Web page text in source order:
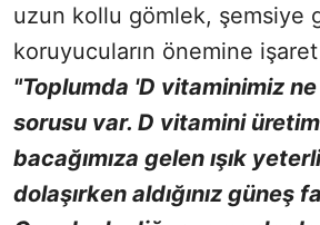
uzun kollu gömlek, şemsiye
koruyucuların önemine
"Toplumda 'D vitaminimiz
sorusu var. D vitamini
bacağımıza gelen ışık
dolaşırken aldığınız güneş